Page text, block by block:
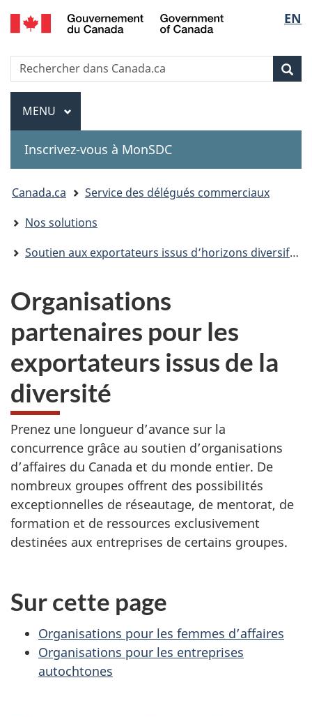
Passer
au
principal
Passer
à
Au
sujet
»
Passer
à
version
HTML
de
la
EN
Government
Recherche
Rechercher
dans
Canada.ca
Menu
MENU PRINCIPAL
Inscrivez-vous à MonSDC
You
are
here:
Canada.ca
Service des délégués commerciaux
Nos solutions
Soutien aux exportateurs issus d’horizons diversifiés
Organisations
partenaires pour les
exportateurs issus de la
diversité
Prenez une longueur d’avance sur la
concurrence grâce au soutien d’organisations
d’affaires du Canada et du monde entier. De
nombreux groupes offrent des possibilités
exceptionnelles de réseautage, de mentorat, de
formation et de ressources exclusivement
destinées aux entreprises de certains groupes.
Sur cette page
Organisations pour les femmes d’affaires
Organisations pour les entreprises
autochtones